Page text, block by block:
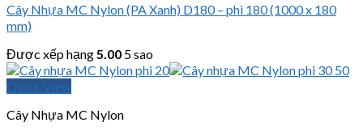
Cây Nhựa MC Nylon (PA Xanh) D180 – phi 180 (1000 x 180
mm)
Được xếp hạng5.00 5 sao
Quick View
Cây Nhựa MC Nylon